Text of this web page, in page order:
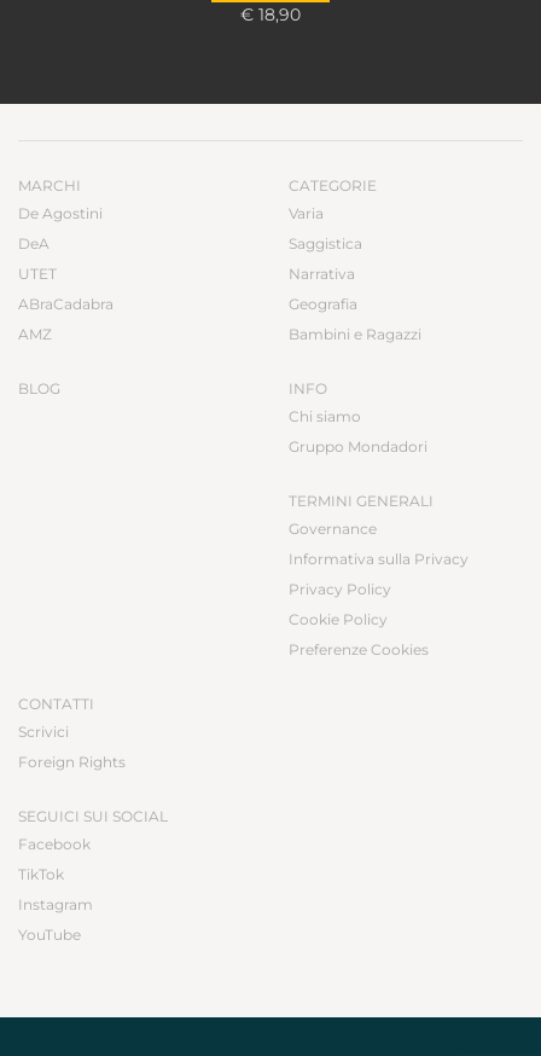
€ 18,90
MARCHI
De Agostini
DeA
UTET
ABraCadabra
AMZ
BLOG
CATEGORIE
Varia
Saggistica
Narrativa
Geografia
Bambini e Ragazzi
INFO
Chi siamo
Gruppo Mondadori
TERMINI GENERALI
Governance
Informativa sulla Privacy
Privacy Policy
Cookie Policy
Preferenze Cookies
CONTATTI
Scrivici
Foreign Rights
SEGUICI SUI SOCIAL
Facebook
TikTok
Instagram
YouTube